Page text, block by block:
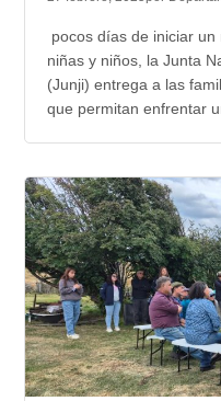
pocos días de iniciar
niñas y niños, la Junta
(Junji) entrega a las
que permitan enfrentar